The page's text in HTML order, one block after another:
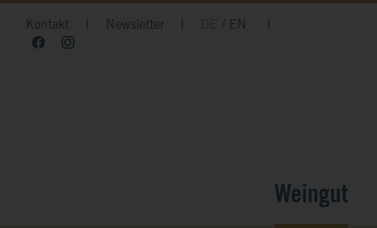
Kontakt Newsletter DE EN
Weingut